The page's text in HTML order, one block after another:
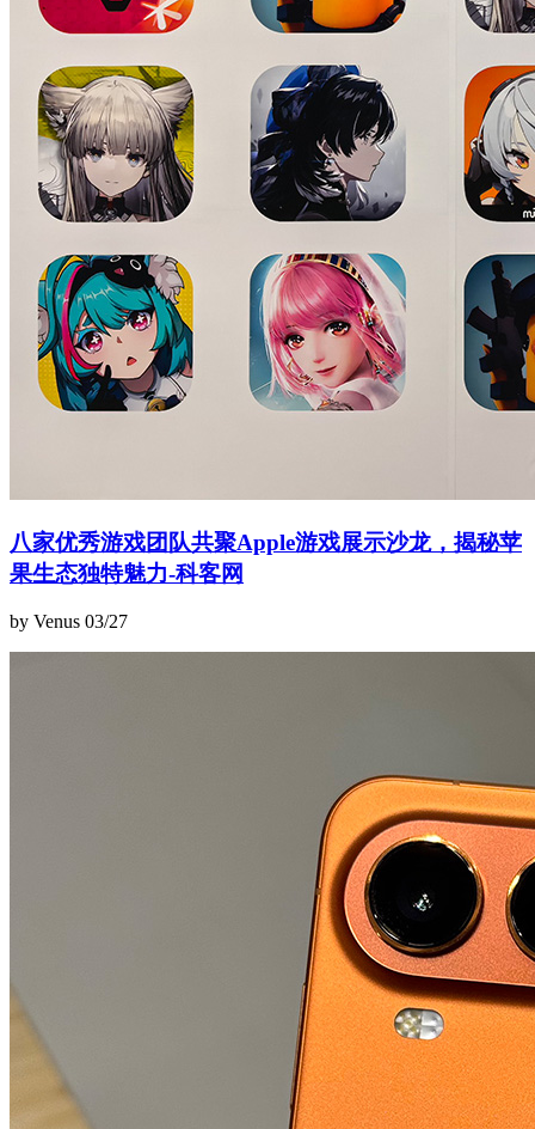
八家优秀游戏团队共聚Apple游戏展示沙龙，揭秘苹
果生态独特魅力-科客网
by Venus 03/27